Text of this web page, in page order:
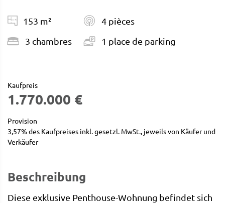
153 m²
3 chambres
4 pièces
1 place de parking
Kaufpreis
1.770.000 €
Provision
3,57% des Kaufpreises inkl. gesetzl. MwSt., jeweils von Käufer und
Verkäufer
Beschreibung
Diese exklusive Penthouse-Wohnung befindet sich